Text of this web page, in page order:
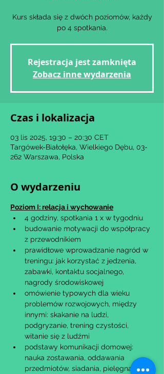
Kurs składa się z dwóch poziomów, każdy
po 4 spotkania.
Rejestracja jest zamknięta
Zobacz inne wydarzenia
Czas i lokalizacja
03 lis 2025, 19:30 – 20:30 CET
Targówek-Białołęka, Wielkiego Dębu, 03-
262 Warszawa, Polska
O wydarzeniu
Poziom I: relacja i wychowanie
4 godziny, spotkania 1 x w tygodniu
budowanie motywacji do współpracy
z przewodnikiem
prawidłowe wprowadzanie nagród w
treningu: jak korzystać z jedzenia,
zabawki, kontaktu socjalnego,
nagrody środowiskowej
omówienie typowych dla wieku
problemów rozwojowych, między
innymi: skakanie na ludzi,
podgryzanie, trening czystości,
witanie się z ludźmi
podstawy komunikacji domowej:
nauka zostawania, oddawania
przedmiotów, siadania, pielęgnacji i